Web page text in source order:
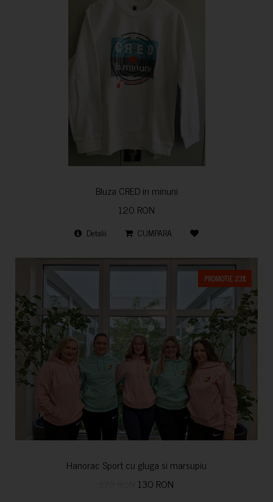
Bluza CRED in minuni
120 RON
Detalii CUMPARA
PROMOTIE 23%
Hanorac Sport cu gluga si marsupiu
130 RON